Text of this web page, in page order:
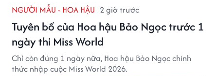
NGƯỜI MẪU - HOA HẬU 2 giờ trước
Tuyên bố của Hoa hậu Bảo Ngọc trước 1
ngày thi Miss World
Chỉ còn đúng 1 ngày nữa, Hoa hậu Bảo Ngọc chính
thức nhập cuộc Miss World 2026.